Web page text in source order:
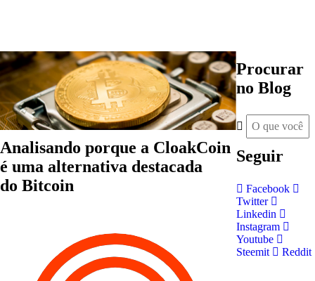
Analisando porque a CloakCoin
é uma alternativa destacada
do Bitcoin
Procurar
no Blog
Seguir
Facebook
Twitter
Linkedin
Instagram
Youtube
Steemit
Reddit